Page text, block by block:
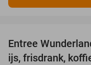
Entree
ijs, frisdrank,